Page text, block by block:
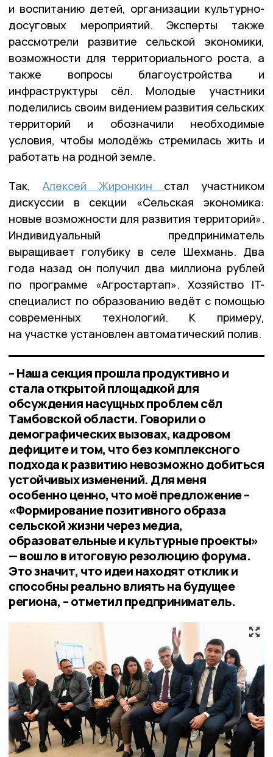
и воспитанию детей, организации культурно-
досуговых мероприятий. Эксперты также
рассмотрели развитие сельской экономики,
возможности для территориального роста, а
также вопросы благоустройства и
инфраструктуры сёл. Молодые участники
поделились своим видением развития сельских
территорий и обозначили необходимые
условия, чтобы молодёжь стремилась жить и
работать на родной земле.
Так, Алексей Жиронкин стал участником
дискуссии в секции «Сельская экономика:
новые возможности для развития территорий».
Индивидуальный предприниматель
выращивает голубику в селе Шехмань. Два
года назад он получил два миллиона рублей
по программе «Агростартап». Хозяйство IT-
специалист по образованию ведёт с помощью
современных технологий. К примеру,
на участке установлен автоматический полив.
– Наша секция прошла продуктивно и
стала открытой площадкой для
обсуждения насущных проблем сёл
Тамбовской области. Говорили о
демографических вызовах, кадровом
дефиците и том, что без комплексного
подхода к развитию невозможно добиться
устойчивых изменений. Для меня
особенно ценно, что моё предложение –
«Формирование позитивного образа
сельской жизни через медиа,
образовательные и культурные проекты»
— вошло в итоговую резолюцию форума.
Это значит, что идеи находят отклик и
способны реально влиять на будущее
региона, – отметил предприниматель.